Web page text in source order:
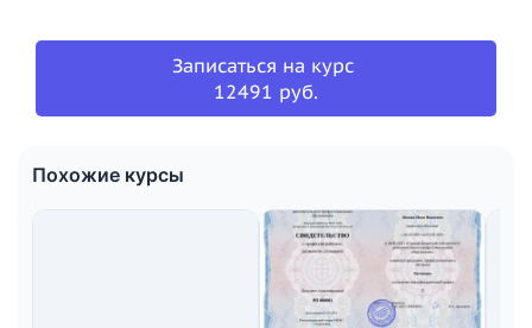
Записаться на курс
12491 руб.
Похожие курсы